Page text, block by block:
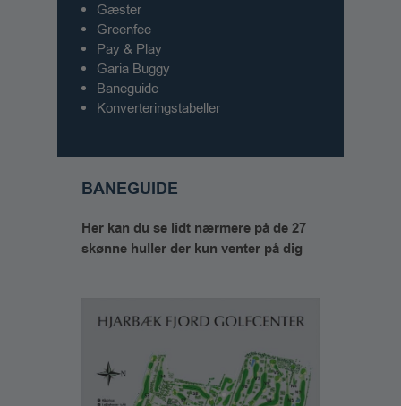
Gæster
Greenfee
Pay & Play
Garia Buggy
Baneguide
Konverteringstabeller
BANEGUIDE
Her kan du se lidt nærmere på de 27
skønne huller der kun venter på dig